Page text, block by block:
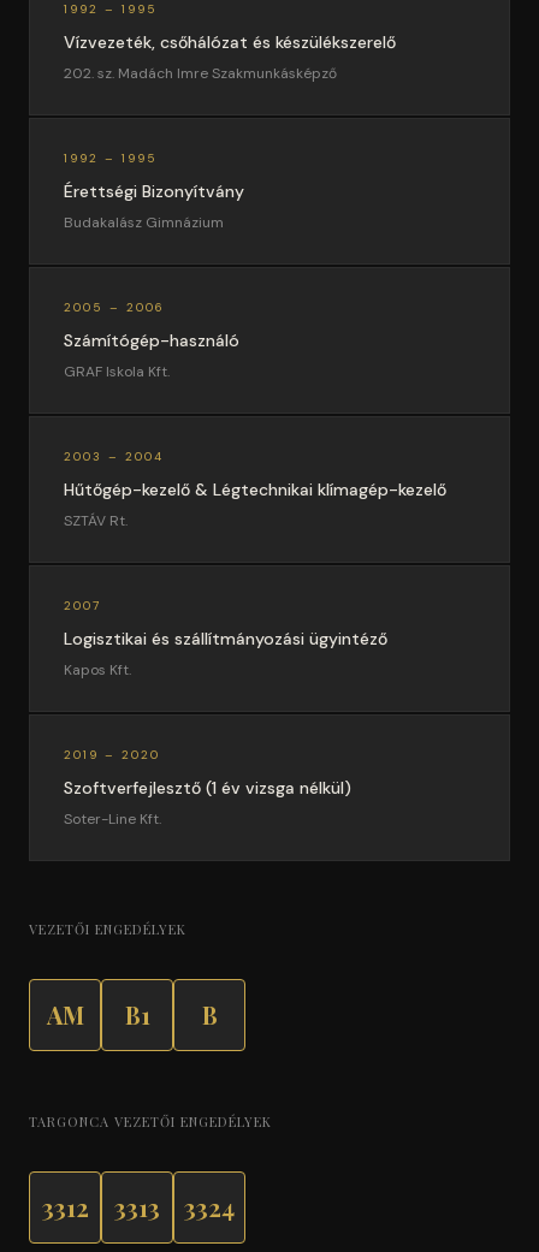
1992 – 1995
Vízvezeték, csőhálózat és készülékszerelő
202. sz. Madách Imre Szakmunkásképző
1992 – 1995
Érettségi Bizonyítvány
Budakalász Gimnázium
2005 – 2006
Számítógép-használó
GRAF Iskola Kft.
2003 – 2004
Hűtőgép-kezelő & Légtechnikai klímagép-kezelő
SZTÁV Rt.
2007
Logisztikai és szállítmányozási ügyintéző
Kapos Kft.
2019 – 2020
Szoftverfejlesztő (1 év vizsga nélkül)
Soter-Line Kft.
VEZETŐI ENGEDÉLYEK
AM B1 B
TARGONCA VEZETŐI ENGEDÉLYEK
3312 3313 3324